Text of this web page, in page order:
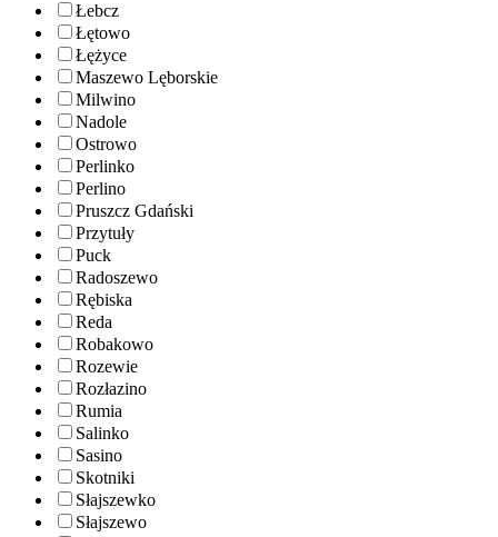
Łebcz
Łętowo
Łężyce
Maszewo Lęborskie
Milwino
Nadole
Ostrowo
Perlinko
Perlino
Pruszcz Gdański
Przytuły
Puck
Radoszewo
Rębiska
Reda
Robakowo
Rozewie
Rozłazino
Rumia
Salinko
Sasino
Skotniki
Słajszewko
Słajszewo